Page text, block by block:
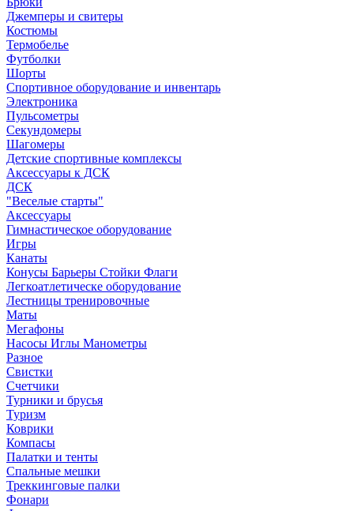
Джемперы и свитеры
Костюмы
Термобелье
Футболки
Шорты
Спортивное оборудование и инвентарь
Электроника
Пульсометры
Секундомеры
Шагомеры
Детские спортивные комплексы
Аксессуары к ДСК
ДСК
"Веселые старты"
Аксессуары
Гимнастическое оборудование
Игры
Канаты
Конусы Барьеры Стойки Флаги
Легкоатлетическе оборудование
Лестницы тренировочные
Маты
Мегафоны
Насосы Иглы Манометры
Разное
Свистки
Счетчики
Турники и брусья
Туризм
Коврики
Компасы
Палатки и тенты
Спальные мешки
Треккинговые палки
Фонари